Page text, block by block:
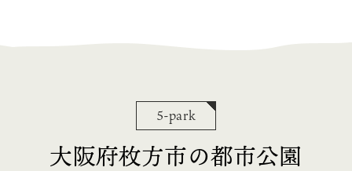
5-park
大阪府枚方市の都市公園